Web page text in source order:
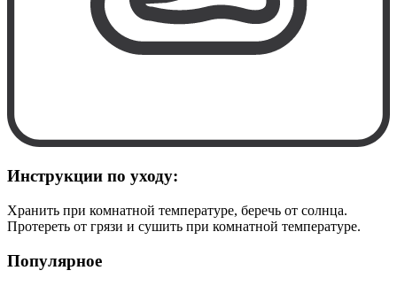
Инструкции по уходу:
Хранить при комнатной температуре, беречь от солнца.
Протереть от грязи и сушить при комнатной температуре.
Популярное